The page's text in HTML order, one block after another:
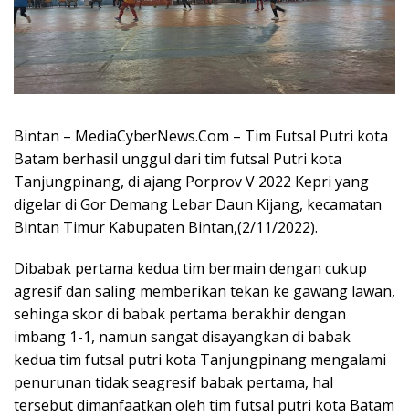
Bintan – MediaCyberNews.Com – Tim Futsal Putri kota
Batam berhasil unggul dari tim futsal Putri kota
Tanjungpinang, di ajang Porprov V 2022 Kepri yang
digelar di Gor Demang Lebar Daun Kijang, kecamatan
Bintan Timur Kabupaten Bintan,(2/11/2022).
Dibabak pertama kedua tim bermain dengan cukup
agresif dan saling memberikan tekan ke gawang lawan,
sehinga skor di babak pertama berakhir dengan
imbang 1-1, namun sangat disayangkan di babak
kedua tim futsal putri kota Tanjungpinang mengalami
penurunan tidak seagresif babak pertama, hal
tersebut dimanfaatkan oleh tim futsal putri kota Batam